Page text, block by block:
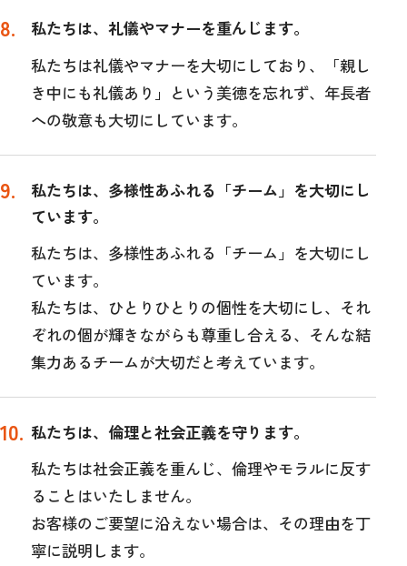
私たちは、礼儀やマナーを重んじます。
私たちは礼儀やマナーを大切にしており、「親し
き中にも礼儀あり」という美徳を忘れず、年長者
への敬意も大切にしています。
私たちは、多様性あふれる「チーム」を大切にし
ています。
私たちは、多様性あふれる「チーム」を大切にし
ています。
私たちは、ひとりひとりの個性を大切にし、それ
ぞれの個が輝きながらも尊重し合える、そんな結
集力あるチームが大切だと考えています。
私たちは、倫理と社会正義を守ります。
私たちは社会正義を重んじ、倫理やモラルに反す
ることはいたしません。
お客様のご要望に沿えない場合は、その理由を丁
寧に説明します。